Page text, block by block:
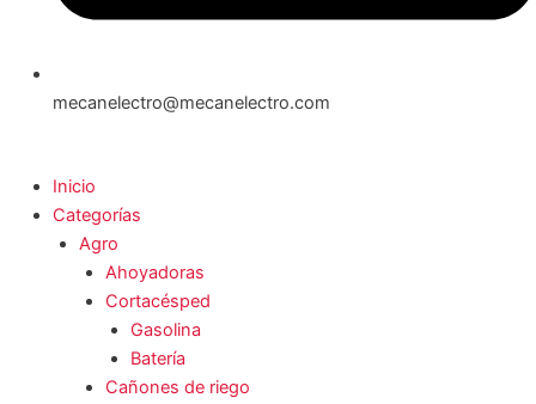
mecanelectro@mecanelectro.com
Inicio
Categorías
Agro
Ahoyadoras
Cortacésped
Gasolina
Batería
Cañones de riego